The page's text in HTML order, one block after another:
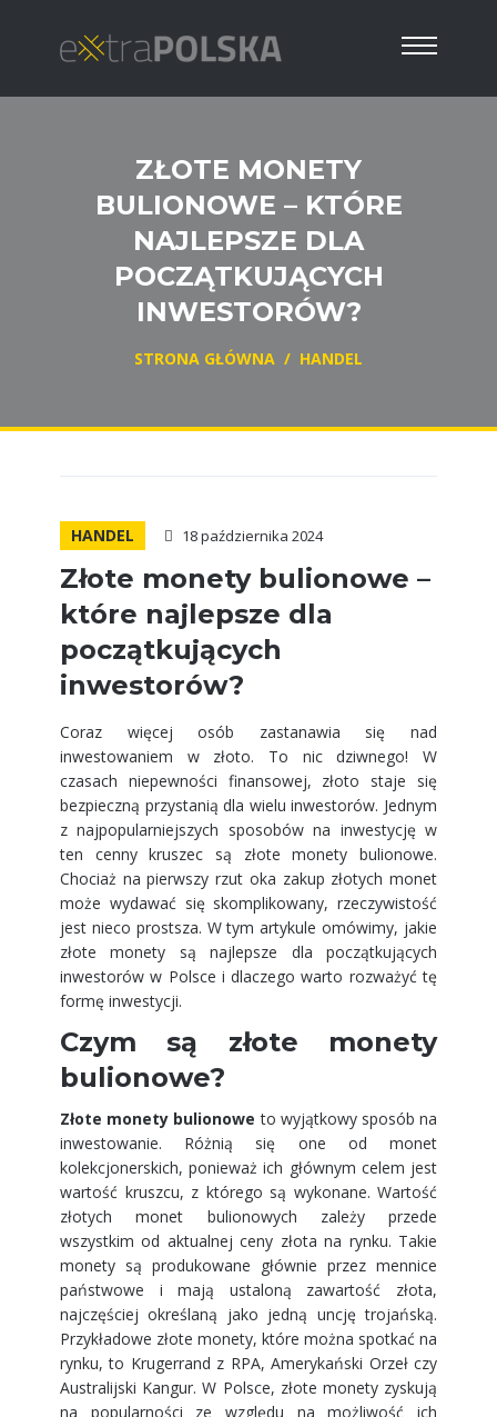
ZŁOTE MONETY
BULIONOWE – KTÓRE
NAJLEPSZE DLA
POCZĄTKUJĄCYCH
INWESTORÓW?
STRONA GŁÓWNA / HANDEL
HANDEL 18 października 2024
Złote monety bulionowe –
które najlepsze dla
początkujących
inwestorów?
Coraz więcej osób zastanawia się nad
inwestowaniem w złoto. To nic dziwnego! W
czasach niepewności finansowej, złoto staje się
bezpieczną przystanią dla wielu inwestorów. Jednym
z najpopularniejszych sposobów na inwestycję w
ten cenny kruszec są złote monety bulionowe.
Chociaż na pierwszy rzut oka zakup złotych monet
może wydawać się skomplikowany, rzeczywistość
jest nieco prostsza. W tym artykule omówimy, jakie
złote monety są najlepsze dla początkujących
inwestorów w Polsce i dlaczego warto rozważyć tę
formę inwestycji.
Czym są złote monety
bulionowe?
Złote monety bulionowe to wyjątkowy sposób na
inwestowanie. Różnią się one od monet
kolekcjonerskich, ponieważ ich głównym celem jest
wartość kruszcu, z którego są wykonane. Wartość
złotych monet bulionowych zależy przede
wszystkim od aktualnej ceny złota na rynku. Takie
monety są produkowane głównie przez mennice
państwowe i mają ustaloną zawartość złota,
najczęściej określaną jako jedną uncję trojańską.
Przykładowe złote monety, które można spotkać na
rynku, to Krugerrand z RPA, Amerykański Orzeł czy
Australijski Kangur. W Polsce, złote monety zyskują
na popularności ze względu na możliwość ich